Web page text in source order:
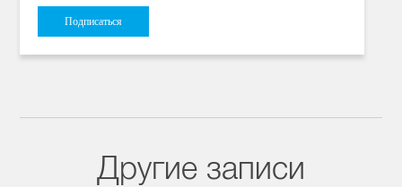
Другие записи